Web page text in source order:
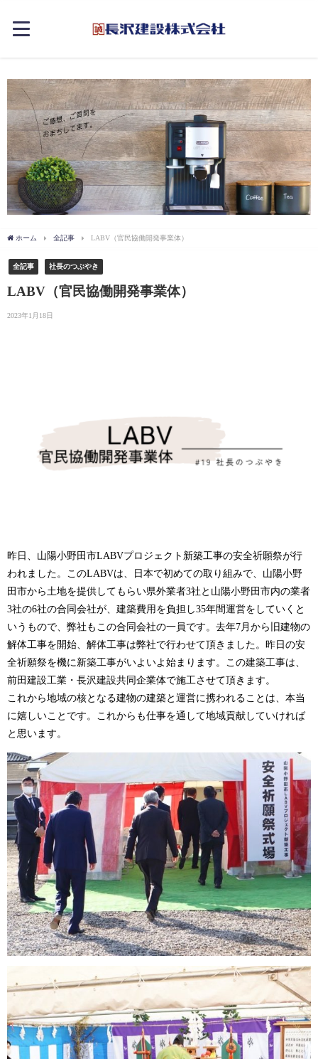
ホーム 全記事 LABV（官民協働開発事業体）
全記事 社長のつぶやき
LABV（官民協働開発事業体）
2023年1月18日
昨日、山陽小野田市LABVプロジェクト新築工事の安全祈願祭が行
われました。このLABVは、日本で初めての取り組みで、山陽小野
田市から土地を提供してもらい県外業者3社と山陽小野田市内の業者
3社の6社の合同会社が、建築費用を負担し35年間運営をしていくと
いうもので、弊社もこの合同会社の一員です。去年7月から旧建物の
解体工事を開始、解体工事は弊社で行わせて頂きました。昨日の安
全祈願祭を機に新築工事がいよいよ始まります。この建築工事は、
前田建設工業・長沢建設共同企業体で施工させて頂きます。
これから地域の核となる建物の建築と運営に携われることは、本当
に嬉しいことです。これからも仕事を通して地域貢献していければ
と思います。